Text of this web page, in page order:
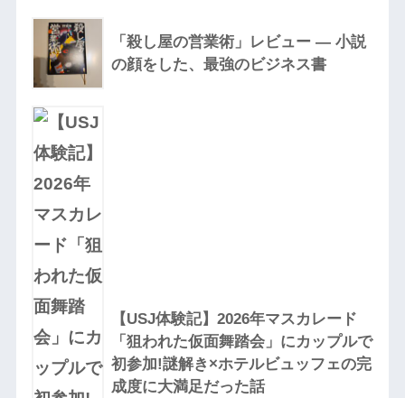
「殺し屋の営業術」レビュー — 小説
の顔をした、最強のビジネス書
【USJ体験記】2026年マスカレード
「狙われた仮面舞踏会」にカップルで
初参加!謎解き×ホテルビュッフェの完
成度に大満足だった話